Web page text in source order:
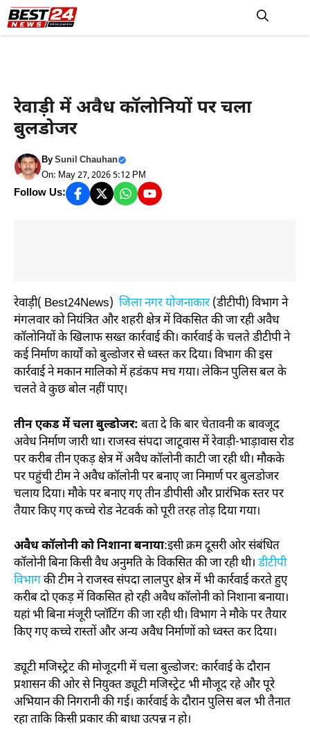
Skip
to
रेवाड़ी में अवैध कॉलोनियों पर चला
बुलडोजर
BySunil Chauhan
On: May 27, 2026 5:12 PM
Follow Us:
रेवाड़ी( Best24News) जिला नगर योजनाकार(डीटीपी) विभाग ने
मंगलवार को नियंत्रित और शहरी क्षेत्र में विकसित की जा रही अवैध
कॉलोनियों के खिलाफ सख्त कार्रवाई की। कार्रवाई के चलते डीटीपी ने
कई निर्माण कार्यों को बुल्डोजर से ध्वस्त कर दिया। विभाग की इस
कार्रवाई ने मकान मालिको में हडंकप मच गया। लेकिन पुलिस बल के
चलते वे कुछ बोल नहीं पाए।
तीन एकड में चला बुल्डोजर: बता दे कि बार चेतावनी क बावजूद
अवेध निर्माण जारी था। राजस्व संपदा जाटूवास में रेवाड़ी-भाड़ावास रोड
पर करीब तीन एकड़ क्षेत्र में अवैध कॉलोनी काटी जा रही थी। मौकके
पर पहुंची टीम ने अवैध कॉलोनी पर बनाए जा निमार्ण पर बुलडोजर
चलाय दिया। मौके पर बनाए गए तीन डीपीसी और प्रारंभिक स्तर पर
तैयार किए गए कच्चे रोड नेटवर्क को पूरी तरह तोड़ दिया गया।
अवैध कॉलोनी को निशाना बनाया:इसी क्रम दूसरी ओर संबंधित
कॉलोनी बिना किसी वैध अनुमति के विकसित की जा रही थी। डीटीपी
विभागकी टीम ने राजस्व संपदा लालपुर क्षेत्र में भी कार्रवाई करते हुए
करीब दो एकड़ में विकसित हो रही अवैध कॉलोनी को निशाना बनाया।
यहां भी बिना मंजूरी प्लॉटिंग की जा रही थी। विभाग ने मौके पर तैयार
किए गए कच्चे रास्तों और अन्य अवैध निर्माणों को ध्वस्त कर दिया।
ड्यूटी मजिस्ट्रेट की मोजूदगी में चला बुल्डोजर: कार्रवाई के दौरान
प्रशासन की ओर से नियुक्त ड्यूटी मजिस्ट्रेट भी मौजूद रहे और पूरे
अभियान की निगरानी की गई। कार्रवाई के दौरान पुलिस बल भी तैनात
रहा ताकि किसी प्रकार की बाधा उत्पन्न न हो।